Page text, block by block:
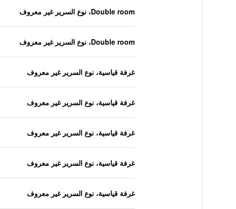
Double room، نوع السرير غير معروف
Double room، نوع السرير غير معروف
غرفة قياسية، نوع السرير غير معروف
غرفة قياسية، نوع السرير غير معروف
غرفة قياسية، نوع السرير غير معروف
غرفة قياسية، نوع السرير غير معروف
غرفة قياسية، نوع السرير غير معروف